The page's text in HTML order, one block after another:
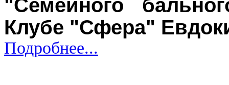
"Семейного
Клубе "Сфера"
Подробнее...